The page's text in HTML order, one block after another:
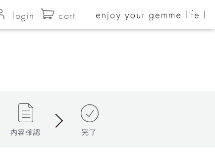
login cart
内容確認 完了